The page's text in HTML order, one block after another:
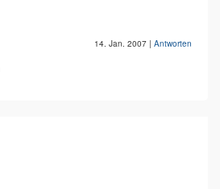
14. Jan. 2007 | Antworten